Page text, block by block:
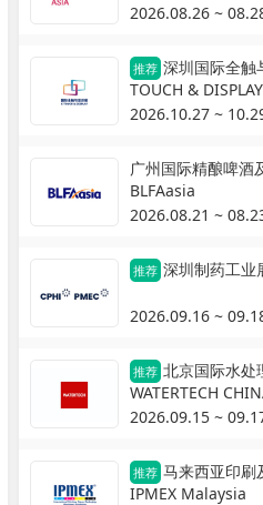
2026.08.26 ~
推荐 深圳国际全触
TOUCH & DISPLAY
2026.10.27 ~
广州国际精酿啤酒
BLFAasia
2026.08.21 ~
推荐 深圳制药工业
2026.09.16 ~
推荐 北京国际水处
WATERTECH
2026.09.15 ~
推荐 马来西亚印刷
IPMEX Malaysia